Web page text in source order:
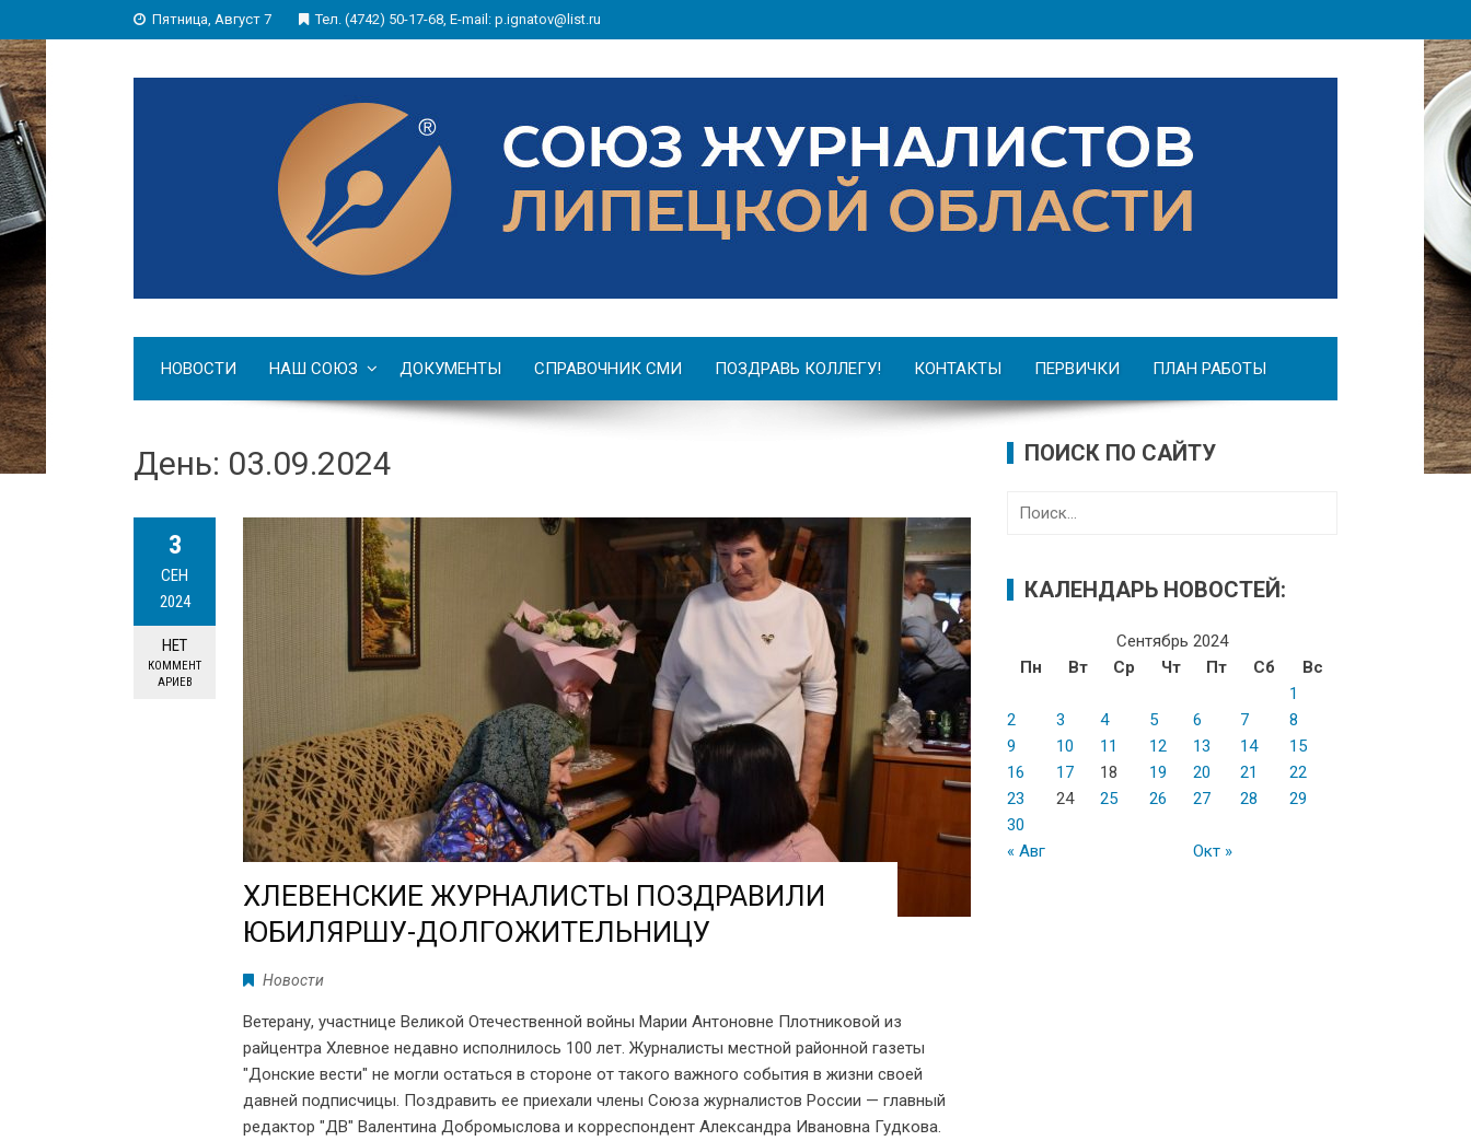
Пятница, Август 7 Тел. (4742) 50-17-68, E-mail: p.ignatov@list.ru
НОВОСТИ НАШ СОЮЗ ДОКУМЕНТЫ СПРАВОЧНИК СМИ ПОЗДРАВЬ КОЛЛЕГУ! КОНТАКТЫ ПЕРВИЧКИ ПЛАН РАБОТЫ
День: 03.09.2024
3
СЕН
2024
НЕТ
КОММЕНТ
АРИЕВ
ХЛЕВЕНСКИЕ ЖУРНАЛИСТЫ ПОЗДРАВИЛИ
ЮБИЛЯРШУ-ДОЛГОЖИТЕЛЬНИЦУ
Новости
Ветерану, участнице Великой Отечественной войны Марии Антоновне Плотниковой из
райцентра Хлевное недавно исполнилось 100 лет. Журналисты местной районной газеты
"Донские вести" не могли остаться в стороне от такого важного события в жизни своей
давней подписчицы. Поздравить ее приехали члены Союза журналистов России — главный
редактор "ДВ" Валентина Добромыслова и корреспондент Александра Ивановна Гудкова.
ПОИСК ПО САЙТУ
т
КАЛЕНДАРЬ НОВОСТЕЙ:
Сентябрь 2024
Пн
Вт Ср Чт Пт Сб Вс
« Авг Окт »
1
2
3 4 5 6 7
8
9
10 11 12 13 14
15
16
17 18 19 20 21
22
23
24 25 26 27 28
29
30